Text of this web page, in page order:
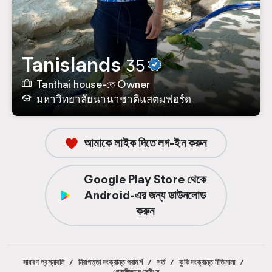
Tanislands 35
Tanthai house-তে Owner
มหาวิทยาลัยนานาชาติแสตมฟอร์ด
আমাকে লাইক দিতে লগ-ইন করুন
Google Play Store থেকে
Android-এর জন্য ডাউনলোড
করুন
সাধারণ প্রশ্নাবলি / নিরাপত্তা সংক্রান্ত পরামর্শ / শর্ত / কুকি সংক্রান্ত নীতিমালা /